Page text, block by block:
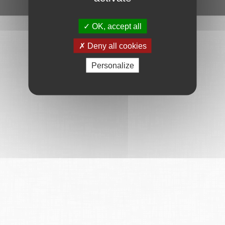
OK, accept all
Deny all cookies
Personalize
Ce service est proposé par